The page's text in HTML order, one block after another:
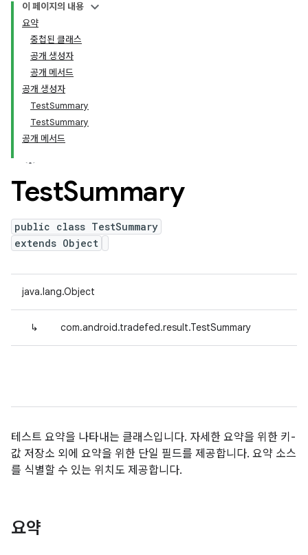
이 페이지의 내용
요약
중첩된 클래스
공개 생성자
공개 메서드
공개 생성자
TestSummary
TestSummary
공개 메서드
TestSummary
public class TestSummary
extends Object
java.lang.Object
↳ com.android.tradefed.result.TestSummary
테스트 요약을 나타내는 클래스입니다. 자세한 요약을 위한 키-
값 저장소 외에 요약을 위한 단일 필드를 제공합니다. 요약 소스
를 식별할 수 있는 위치도 제공합니다.
요약